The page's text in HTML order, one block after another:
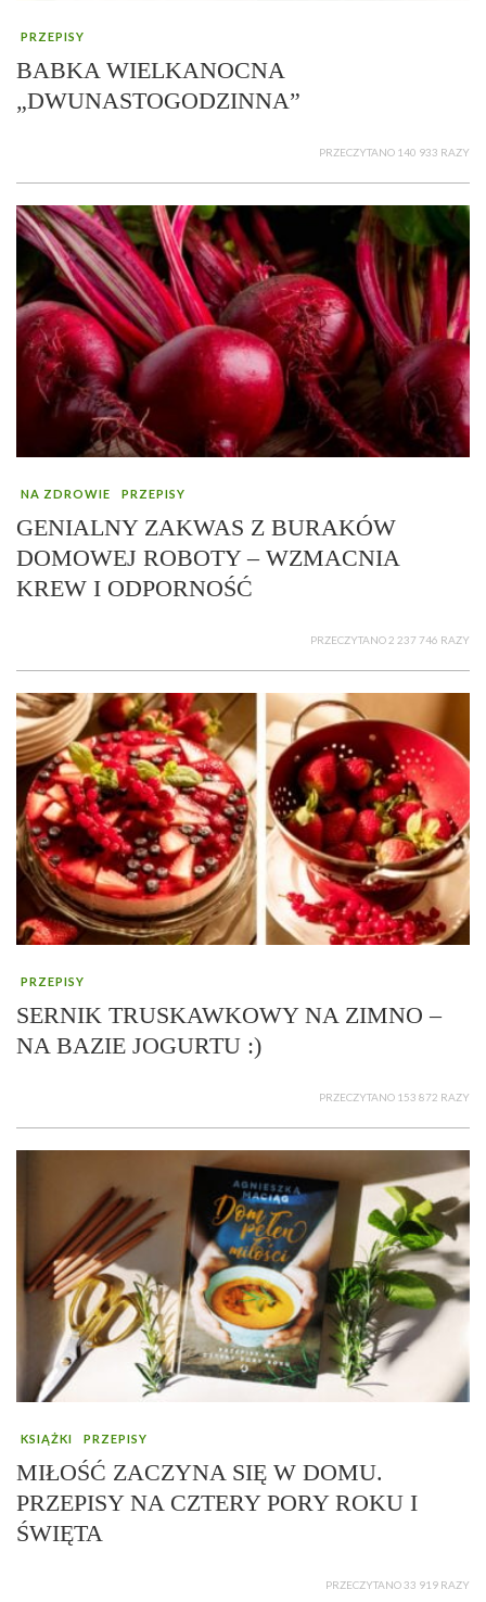
PRZEPISY
BABKA WIELKANOCNA
„DWUNASTOGODZINNA”
PRZECZYTANO 140 933 RAZY
NA ZDROWIE PRZEPISY
GENIALNY ZAKWAS Z BURAKÓW
DOMOWEJ ROBOTY – WZMACNIA
KREW I ODPORNOŚĆ
PRZECZYTANO 2 237 746 RAZY
PRZEPISY
SERNIK TRUSKAWKOWY NA ZIMNO –
NA BAZIE JOGURTU :)
PRZECZYTANO 153 872 RAZY
KSIĄŻKI PRZEPISY
MIŁOŚĆ ZACZYNA SIĘ W DOMU.
PRZEPISY NA CZTERY PORY ROKU I
ŚWIĘTA
PRZECZYTANO 33 919 RAZY